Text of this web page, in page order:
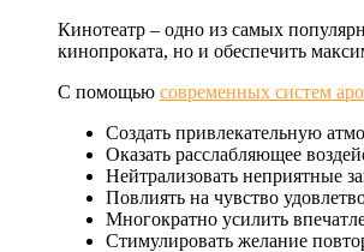
Кинотеатр – одно из самых
кинопроката, но и обеспечить
С помощью современных систем
Создать привлекательную
Оказать расслабляющее
Нейтрализовать неприятные
Повлиять на чувство
Многократно усилить
Стимулировать желание